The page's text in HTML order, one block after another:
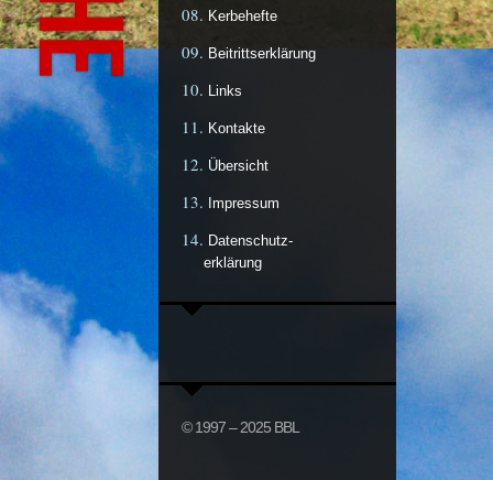
Kerbehefte
Beitrittserklärung
Links
Kontakte
Übersicht
Impressum
Datenschutz-
erklärung
© 1997 – 2025 BBL